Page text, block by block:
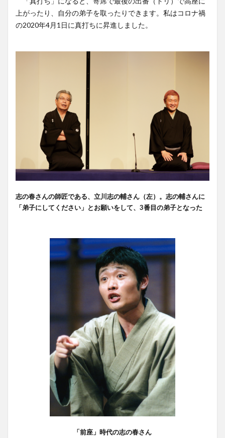
上がったり、自分の弟子を取ったりできます。私はコロナ禍
の2020年4月1日に真打ちに昇進しました。
志の春さんの師匠である、立川志の輔さん（左）。志の輔さんに
「弟子にしてください」とお願いをして、3番目の弟子となった
「前座」時代の志の春さん